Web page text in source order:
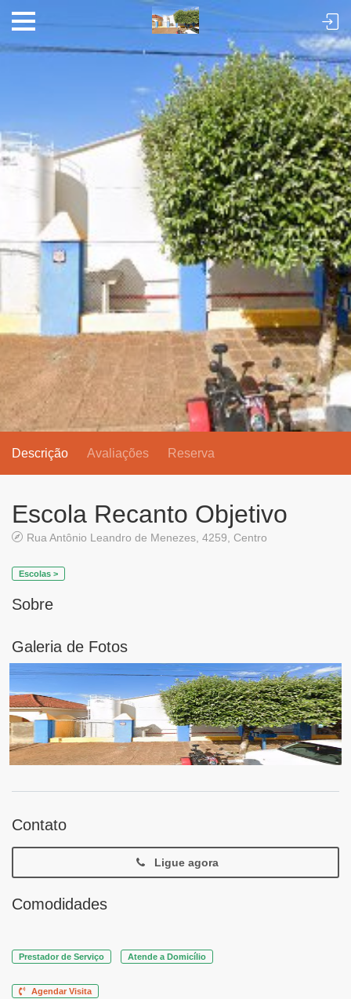
Descrição Avaliações Reserva
Escola Recanto Objetivo
Rua Antônio Leandro de Menezes, 4259, Centro
Escolas >
Sobre
Galeria de Fotos
Contato
Ligue agora
Comodidades
Prestador de Serviço Atende a Domicílio
Agendar Visita